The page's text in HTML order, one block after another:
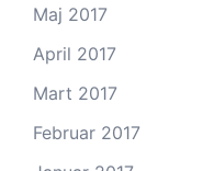
Maj 2017
April 2017
Mart 2017
Februar 2017